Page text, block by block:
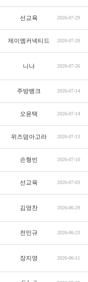
선교육 2026-07-29
제이엠커넥티드 2026-07-28
니나 2026-07-26
주방뱅크 2026-07-14
오윤택 2026-07-14
위즈덤아고라 2026-07-13
손형빈 2026-07-10
선교육 2026-07-03
김영찬 2026-06-29
전민규 2026-06-23
장지영 2026-06-11